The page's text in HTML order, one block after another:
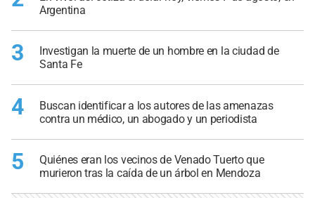
Argentina
3
Investigan la muerte de un hombre en la ciudad de
Santa Fe
4
Buscan identificar a los autores de las amenazas
contra un médico, un abogado y un periodista
5
Quiénes eran los vecinos de Venado Tuerto que
murieron tras la caída de un árbol en Mendoza